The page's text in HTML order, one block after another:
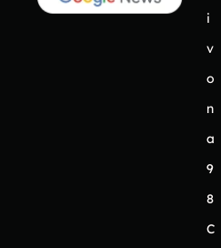
i
v
o
n
a
9
8
C